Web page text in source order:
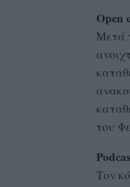
Open
Μετά
του
Τον